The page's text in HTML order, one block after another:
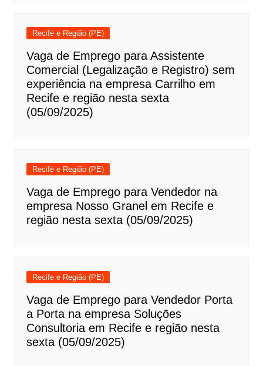
Recife e Região (PE)
Vaga de Emprego para Assistente
Comercial (Legalização e Registro) sem
experiência na empresa Carrilho em
Recife e região nesta sexta
(05/09/2025)
Recife e Região (PE)
Vaga de Emprego para Vendedor na
empresa Nosso Granel em Recife e
região nesta sexta (05/09/2025)
Recife e Região (PE)
Vaga de Emprego para Vendedor Porta
a Porta na empresa Soluções
Consultoria em Recife e região nesta
sexta (05/09/2025)